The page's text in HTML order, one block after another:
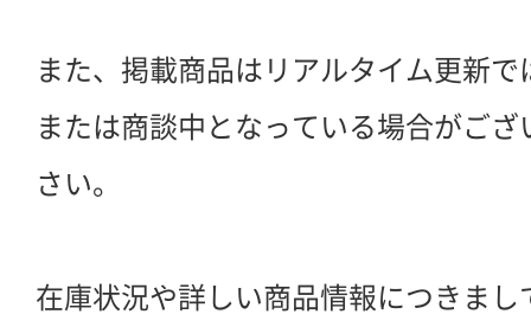
また、掲載商品はリアルタイム更新
または商談中となっている場合がご
さい。
在庫状況や詳しい商品情報につきま